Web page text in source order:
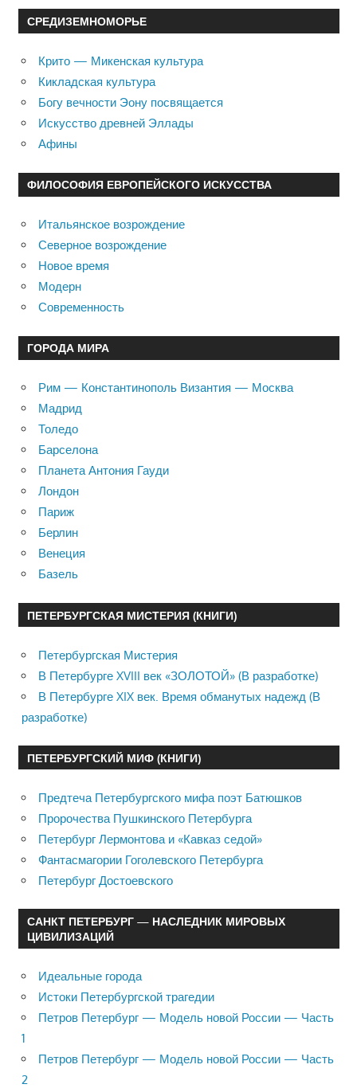
СРЕДИЗЕМНОМОРЬЕ
Крито — Микенская культура
Кикладская культура
Богу вечности Эону посвящается
Искусство древней Эллады
Афины
ФИЛОСОФИЯ ЕВРОПЕЙСКОГО ИСКУССТВА
Итальянское возрождение
Северное возрождение
Новое время
Модерн
Современность
ГОРОДА МИРА
Рим — Константинополь Византия — Москва
Мадрид
Толедо
Барселона
Планета Антония Гауди
Лондон
Париж
Берлин
Венеция
Базель
ПЕТЕРБУРГСКАЯ МИСТЕРИЯ (КНИГИ)
Петербургская Мистерия
В Петербурге XVIII век «ЗОЛОТОЙ» (В разработке)
В Петербурге XIX век. Время обманутых надежд (В
разработке)
ПЕТЕРБУРГСКИЙ МИФ (КНИГИ)
Предтеча Петербургского мифа поэт Батюшков
Пророчества Пушкинского Петербурга
Петербург Лермонтова и «Кавказ седой»
Фантасмагории Гоголевского Петербурга
Петербург Достоевского
САНКТ ПЕТЕРБУРГ — НАСЛЕДНИК МИРОВЫХ
ЦИВИЛИЗАЦИЙ
Идеальные города
Истоки Петербургской трагедии
Петров Петербург — Модель новой России — Часть
1
Петров Петербург — Модель новой России — Часть
2